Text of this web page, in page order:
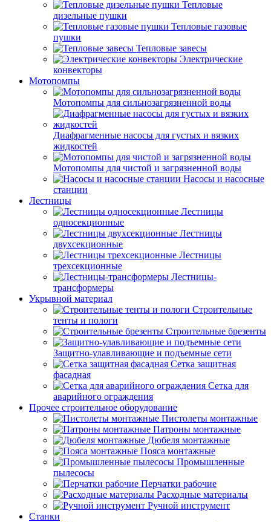
Тепловые
дизельные пушки
Тепловые газовые
пушки
Тепловые завесы
Электрические
конвекторы
Мотопомпы
Мотопомпы для сильнозагрязненной воды
Диафрагменные насосы для густых и вязких
жидкостей
Мотопомпы для чистой и загрязненной воды
Насосы и насосные
станции
Лестницы
Лестницы
односекционные
Лестницы
двухсекционные
Лестницы
трехсекционные
Лестницы-
трансформеры
Укрывной материал
Строительные
тенты и пологи
Строительные брезенты
Защитно-улавливающие и подъемные сети
Сетка защитная
фасадная
Сетка для
аварийного ограждения
Прочее строительное оборудование
Пистолеты монтажные
Патроны монтажные
Дюбеля монтажные
Пояса монтажные
Промышленные
пылесосы
Перчатки рабочие
Расходные материалы
Ручной инструмент
Станки